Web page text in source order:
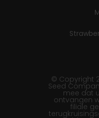
© Copyright
Seed
mee dat
ontvangen
filiale